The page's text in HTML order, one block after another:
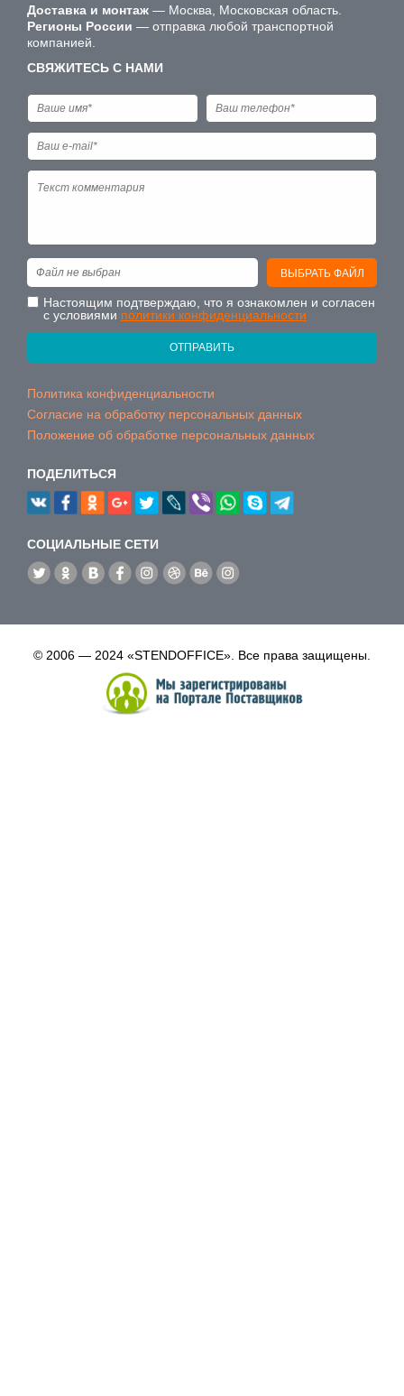
Доставка и монтаж — Москва, Московская область.
Регионы России — отправка любой транспортной
компанией.
СВЯЖИТЕСЬ С НАМИ
ВЫБРАТЬ ФАЙЛ
Файл не выбран
Настоящим подтверждаю, что я ознакомлен и согласен
с условиями политики конфиденциальности
ОТПРАВИТЬ
Политика конфиденциальности
Согласие на обработку персональных данных
Положение об обработке персональных данных
ПОДЕЛИТЬСЯ
CОЦИАЛЬНЫЕ СЕТИ
© 2006 — 2024 «STENDOFFICE». Все права защищены.